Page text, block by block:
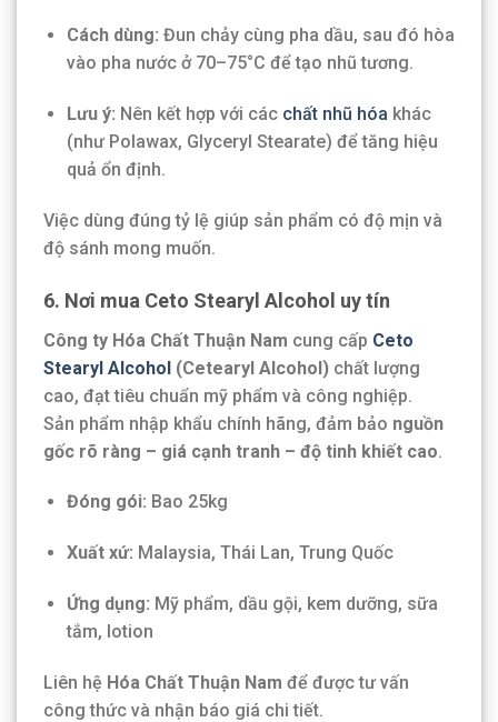
Cách dùng: Đun chảy cùng pha dầu, sau đó hòa
vào pha nước ở 70–75°C để tạo nhũ tương.
Lưu ý: Nên kết hợp với các chất nhũ hóa khác
(như Polawax, Glyceryl Stearate) để tăng hiệu
quả ổn định.
Việc dùng đúng tỷ lệ giúp sản phẩm có độ mịn và
độ sánh mong muốn.
6. Nơi mua Ceto Stearyl Alcohol uy tín
Công ty Hóa Chất Thuận Nam cung cấp Ceto
Stearyl Alcohol (Cetearyl Alcohol) chất lượng
cao, đạt tiêu chuẩn mỹ phẩm và công nghiệp.
Sản phẩm nhập khẩu chính hãng, đảm bảo nguồn
gốc rõ ràng – giá cạnh tranh – độ tinh khiết cao.
Đóng gói: Bao 25kg
Xuất xứ: Malaysia, Thái Lan, Trung Quốc
Ứng dụng: Mỹ phẩm, dầu gội, kem dưỡng, sữa
tắm, lotion
Liên hệ Hóa Chất Thuận Nam để được tư vấn
công thức và nhận báo giá chi tiết.